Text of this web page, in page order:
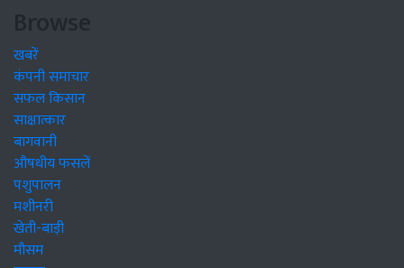
Browse
खबरें
कंपनी समाचार
सफल किसान
साक्षात्कार
बागवानी
औषधीय फसलें
पशुपालन
मशीनरी
खेती-बाड़ी
मौसम